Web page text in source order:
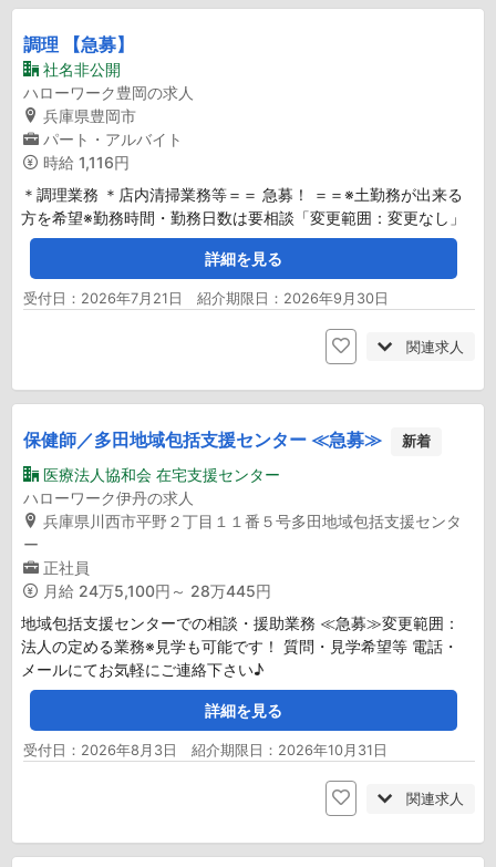
調理 【急募】
社名非公開
ハローワーク豊岡の求人
兵庫県豊岡市
パート・アルバイト
時給 1,116円
＊調理業務 ＊店内清掃業務等＝＝ 急募！ ＝＝※土勤務が出来る
方を希望※勤務時間・勤務日数は要相談「変更範囲：変更なし」
詳細を見る
受付日：2026年7月21日 紹介期限日：2026年9月30日
関連求人
保健師／多田地域包括支援センター ≪急募≫ 新着
医療法人協和会 在宅支援センター
ハローワーク伊丹の求人
兵庫県川西市平野２丁目１１番５号多田地域包括支援センタ
ー
正社員
月給 24万5,100円～ 28万445円
地域包括支援センターでの相談・援助業務 ≪急募≫変更範囲：
法人の定める業務※見学も可能です！ 質問・見学希望等 電話・
メールにてお気軽にご連絡下さい♪
詳細を見る
受付日：2026年8月3日 紹介期限日：2026年10月31日
関連求人